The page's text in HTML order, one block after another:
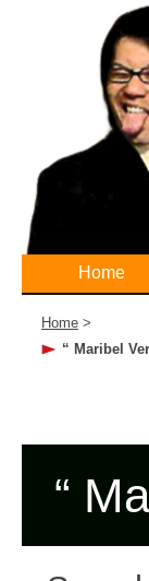
“
Home
Home>
“ Maribel